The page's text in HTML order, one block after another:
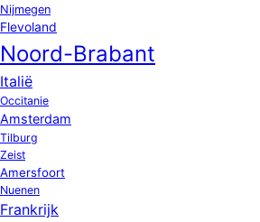
Nijmegen
Flevoland
Noord-Brabant
Italië
Occitanie
Amsterdam
Tilburg
Zeist
Amersfoort
Nuenen
Frankrijk